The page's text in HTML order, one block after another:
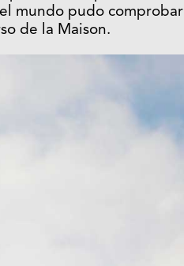
mundo pudo comprobar
de la Maison.